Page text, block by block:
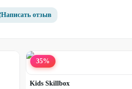
60%
Написать отзыв
35%
Kids Skillbox